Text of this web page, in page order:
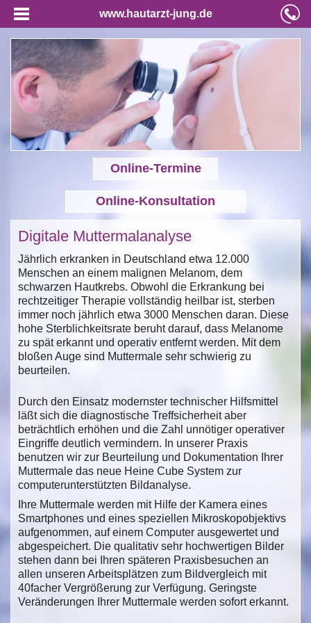
www.hautarzt-jung.de
Online-Termine
Online-Konsultation
Digitale Muttermalanalyse
Jährlich erkranken in Deutschland etwa 12.000
Menschen an einem malignen Melanom, dem
schwarzen Hautkrebs. Obwohl die Erkrankung bei
rechtzeitiger Therapie vollständig heilbar ist, sterben
immer noch jährlich etwa 3000 Menschen daran. Diese
hohe Sterblichkeitsrate beruht darauf, dass Melanome
zu spät erkannt und operativ entfernt werden. Mit dem
bloßen Auge sind Muttermale sehr schwierig zu
beurteilen.
Durch den Einsatz modernster technischer Hilfsmittel
läßt sich die diagnostische Treffsicherheit aber
beträchtlich erhöhen und die Zahl unnötiger operativer
Eingriffe deutlich vermindern. In unserer Praxis
benutzen wir zur Beurteilung und Dokumentation Ihrer
Muttermale das neue Heine Cube System zur
computerunterstützten Bildanalyse.
Ihre Muttermale werden mit Hilfe der Kamera eines
Smartphones und eines speziellen Mikroskopobjektivs
aufgenommen, auf einem Computer ausgewertet und
abgespeichert. Die qualitativ sehr hochwertigen Bilder
stehen dann bei Ihren späteren Praxisbesuchen an
allen unseren Arbeitsplätzen zum Bildvergleich mit
40facher Vergrößerung zur Verfügung. Geringste
Veränderungen Ihrer Muttermale werden sofort erkannt.